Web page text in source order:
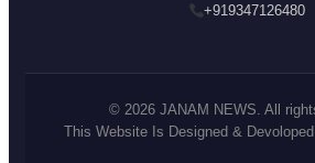
+919347126480
© 2026 JANAM NEWS. All
This Website Is Designed &